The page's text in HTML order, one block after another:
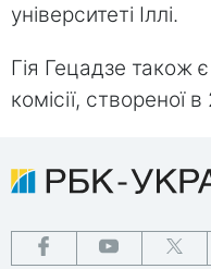
університеті Іллі.
Гія Гецадзе також
комісії, створеної